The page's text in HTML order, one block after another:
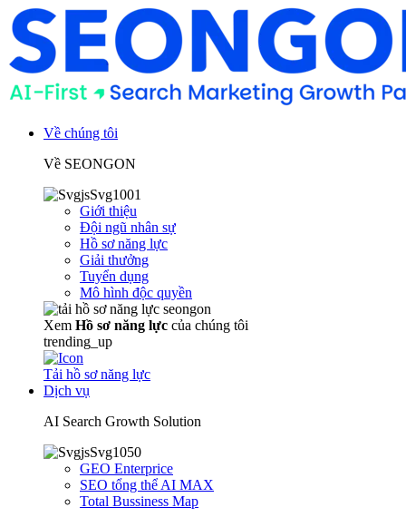
Về chúng tôi
Về SEONGON
Giới thiệu
Đội ngũ nhân sự
Hồ sơ năng lực
Giải thưởng
Tuyển dụng
Mô hình độc quyền
Xem Hồ sơ năng lực của chúng tôi
trending_up
Tải hồ sơ năng lực
Dịch vụ
AI Search Growth Solution
GEO Enterprice
SEO tổng thể AI MAX
Total Bussiness Map